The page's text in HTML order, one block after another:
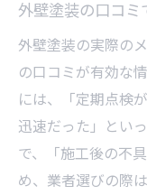
外壁塗装の口コ
外壁塗装の実際の
の口コミが有効な
には、「定期点検
迅速だった」とい
で、「施工後の不
め、業者選びの際